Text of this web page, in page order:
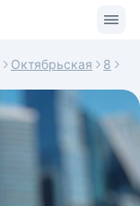
Октябрьская 8